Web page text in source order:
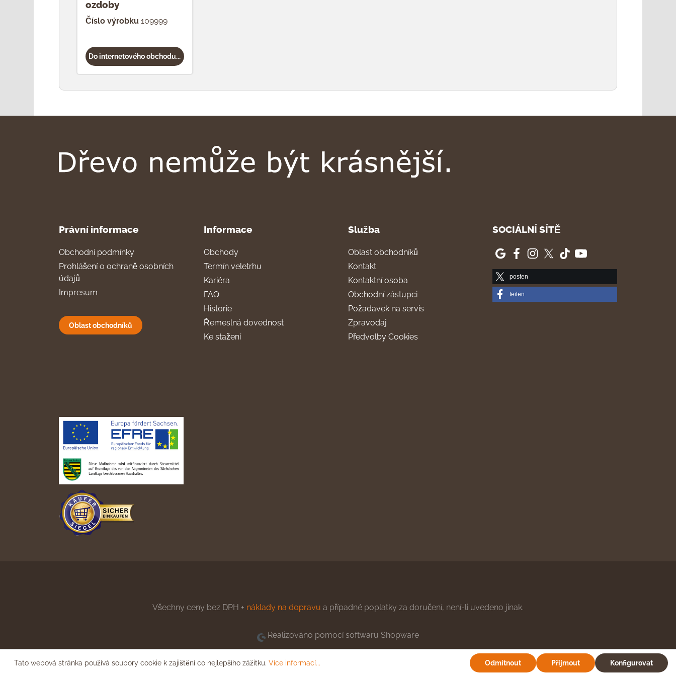
ozdoby
Číslo výrobku 109999
Do internetového obchodu...
Právní informace
Obchodní podmínky
Prohlášení o ochraně osobních
údajů
Impresum
Oblast obchodníků
Informace
Obchody
Termín veletrhu
Kariéra
FAQ
Historie
Řemeslná dovednost
Ke stažení
Služba
Oblast obchodníků
Kontakt
Kontaktní osoba
Obchodní zástupci
Požadavek na servis
Zpravodaj
Předvolby Cookies
SOCIÁLNÍ SÍTĚ
posten
teilen
Všechny ceny bez DPH + náklady na dopravu a případné poplatky za doručení, není-li uvedeno jinak.
Realizováno pomocí softwaru Shopware
Tato webová stránka používá soubory cookie k zajištění co nejlepšího zážitku. Více informací... Odmítnout Přijmout Konfigurovat